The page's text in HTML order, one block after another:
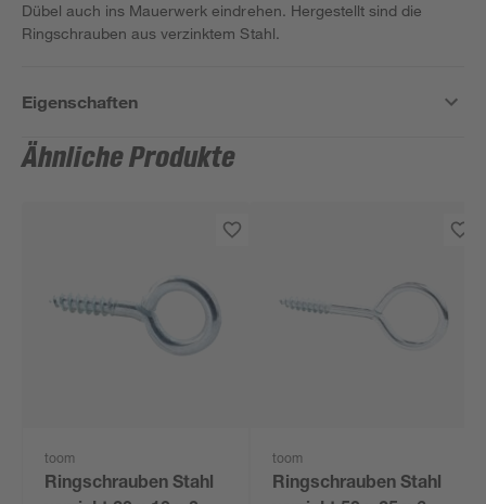
Dübel auch ins Mauerwerk eindrehen. Hergestellt sind die
Ringschrauben aus verzinktem Stahl.
Eigenschaften
Ähnliche Produkte
toom
Ringschrauben Stahl
toom
Ringschrauben Stahl